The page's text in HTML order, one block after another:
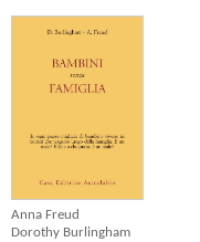
Anna Freud
Dorothy Burlingham